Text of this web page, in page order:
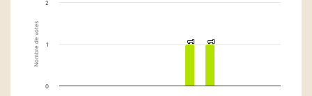
Nombre de votes 1
1 1
1
0
1
2